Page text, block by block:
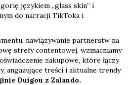
językiem „glass skin” i
do narracji TikToka i
nawiązywanie partnerstw na
strefy contentowej, wzmacniamy
zakupowe, które łączy
angażujące treści i aktualne trendy
Duigou z Zalando.